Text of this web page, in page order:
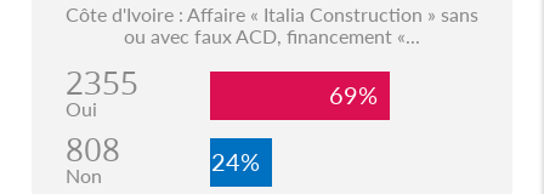
Côte d'Ivoire : Affaire « Italia Construction » sans
ou avec faux ACD, financement «...
2355
Oui 69%
808
Non 24%